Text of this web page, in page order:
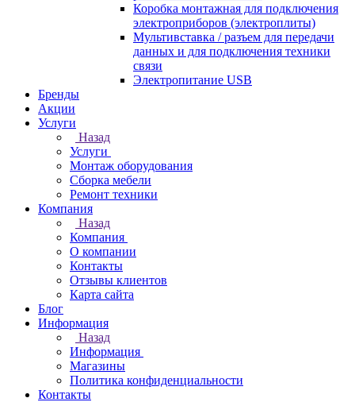
Коробка монтажная для подключения
электроприборов (электроплиты)
Мультивставка / разъем для передачи
данных и для подключения техники
связи
Электропитание USB
Бренды
Акции
Услуги
Назад
Услуги
Монтаж оборудования
Сборка мебели
Ремонт техники
Компания
Назад
Компания
О компании
Контакты
Отзывы клиентов
Карта сайта
Блог
Информация
Назад
Информация
Магазины
Политика конфиденциальности
Контакты